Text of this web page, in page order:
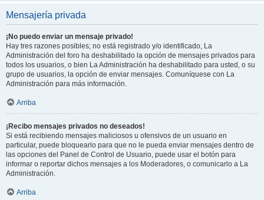
Mensajería privada
¡No puedo enviar un mensaje privado!
Hay tres razones posibles; no está registrado y/o identificado, La
Administración del foro ha deshabilitado la opción de mensajes privados para
todos los usuarios, o bien La Administración ha deshabilitado para usted, o su
grupo de usuarios, la opción de enviar mensajes. Comuníquese con La
Administración para más información.
Arriba
¡Recibo mensajes privados no deseados!
Si está recibiendo mensajes maliciosos u ofensivos de un usuario en
particular, puede bloquearlo para que no le pueda enviar mensajes dentro de
las opciones del Panel de Control de Usuario, puede usar el botón para
informar o reportar dichos mensajes a los Moderadores, o comunicarlo a La
Administración.
Arriba